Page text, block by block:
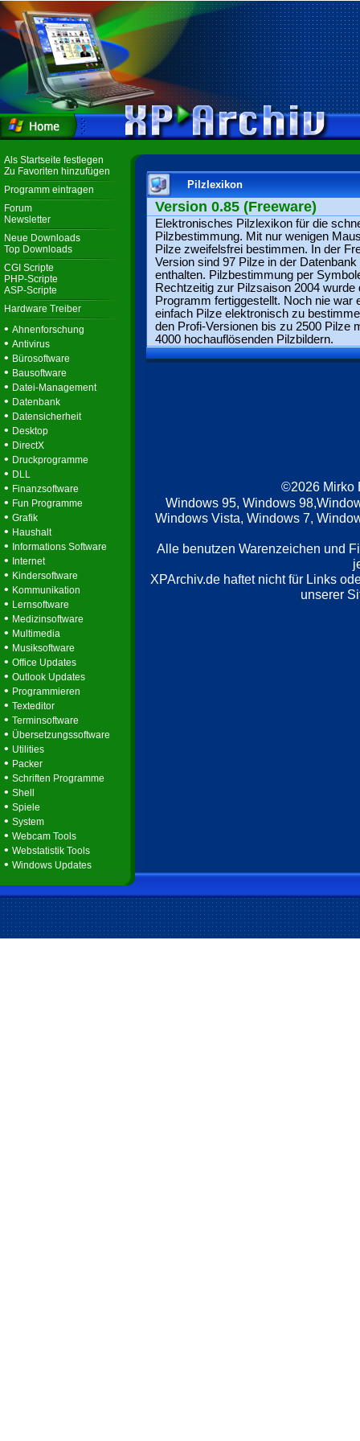
Als Startseite festlegen
Zu Favoriten hinzufügen
Programm eintragen
Forum
Newsletter
Neue Downloads
Top Downloads
CGI Scripte
PHP-Scripte
ASP-Scripte
Hardware Treiber
• Ahnenforschung
• Antivirus
• Bürosoftware
• Bausoftware
• Datei-Management
• Datenbank
• Datensicherheit
• Desktop
• DirectX
• Druckprogramme
• DLL
• Finanzsoftware
• Fun Programme
• Grafik
• Haushalt
• Informations Software
• Internet
• Kindersoftware
• Kommunikation
• Lernsoftware
• Medizinsoftware
• Multimedia
• Musiksoftware
• Office Updates
• Outlook Updates
• Programmieren
• Texteditor
• Terminsoftware
• Übersetzungssoftware
• Utilities
• Packer
• Schriften Programme
• Shell
• Spiele
• System
• Webcam Tools
• Webstatistik Tools
• Windows Updates
Pilzlexikon
Version 0.85 (Freeware)
Elektronisches Pilzlexikon für die
Pilzbestimmung. Mit nur wenigen
Pilze zweifelsfrei bestimmen. In der
Version sind 97 Pilze in der Datenbank
enthalten. Pilzbestimmung per
Rechtzeitig zur Pilzsaison 2004 wurde
Programm fertiggestellt. Noch nie war
einfach Pilze elektronisch zu
den Profi-Versionen bis zu 2500 Pilze
4000 hochauflösenden Pilzbildern.
©2026 Mirko
Windows 95, Windows
Windows Vista, Windows 7,
Alle benutzen Warenzeichen und
XPArchiv.de haftet nicht für Links
unserer